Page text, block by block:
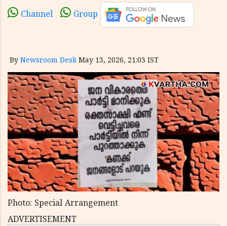
Channel Group
By Newsroom Desk May 13, 2026, 21:03 IST
Photo: Special Arrangement
ADVERTISEMENT